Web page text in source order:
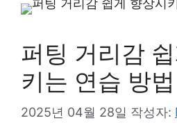
퍼팅 거리감
키는 연습 방
2025년 04월 28일 작성자: